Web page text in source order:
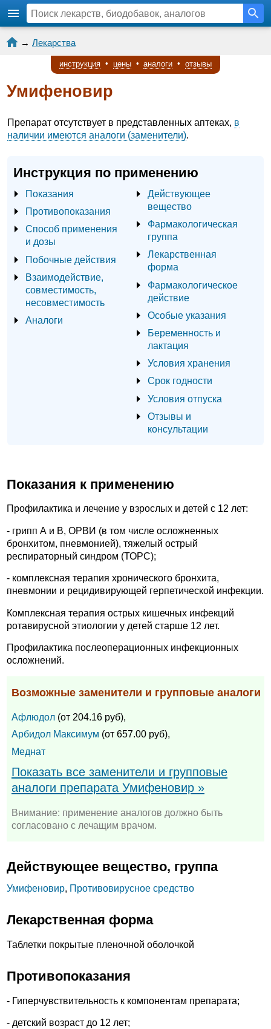
→ Лекарства
инструкция • цены • аналоги • отзывы
Умифеновир
Препарат отсутствует в представленных аптеках, в
наличии имеются аналоги (заменители).
Инструкция по применению
Показания
Противопоказания
Способ применения
и дозы
Побочные действия
Взаимодействие,
совместимость,
несовместимость
Аналоги
Действующее
вещество
Фармакологическая
группа
Лекарственная
форма
Фармакологическое
действие
Особые указания
Беременность и
лактация
Условия хранения
Срок годности
Условия отпуска
Отзывы и
консультации
Показания к применению
Профилактика и лечение у взрослых и детей с 12 лет:
- грипп А и В, ОРВИ (в том числе осложненных
бронхитом, пневмонией), тяжелый острый
респираторный синдром (ТОРС);
- комплексная терапия хронического бронхита,
пневмонии и рецидивирующей герпетической инфекции.
Комплексная терапия острых кишечных инфекций
ротавирусной этиологии у детей старше 12 лет.
Профилактика послеоперационных инфекционных
осложнений.
Возможные заменители и групповые аналоги
Афлюдол (от 204.16 руб),
Арбидол Максимум (от 657.00 руб),
Меднат
Показать все заменители и групповые
аналоги препарата Умифеновир »
Внимание: применение аналогов должно быть
согласовано с лечащим врачом.
Действующее вещество, группа
Умифеновир, Противовирусное средство
Лекарственная форма
Таблетки покрытые пленочной оболочкой
Противопоказания
- Гиперчувствительность к компонентам препарата;
- детский возраст до 12 лет;